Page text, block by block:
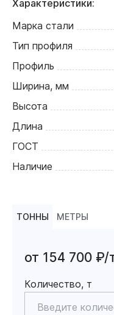
Характеристики:
Марка стали
Тип профиля
Профиль
Ширина, мм
Высота
Длина
ГОСТ
Наличие
ТОННЫ МЕТРЫ
от 154 700 ₽/
Количество, т